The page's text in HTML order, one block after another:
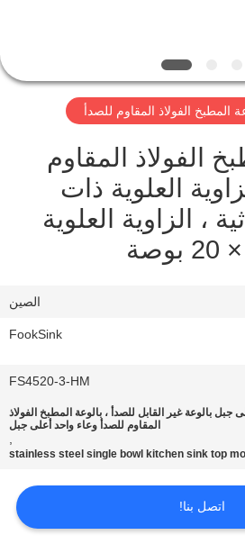
المطبخ الفولاذ المقاوم للصدأ
الفولاذ المقاوم
العلوية ذات
، الزاوية العلوية
الصين
FookSink
FS4520-3-HM
جبل بالوعة غير القابل للصدأ ، بالوعة المطبخ الفولاذ
المقاوم للصدأ وعاء واحد أعلى جبل
,
stainless steel single bowl kitchen sink top
اتصل بنا!